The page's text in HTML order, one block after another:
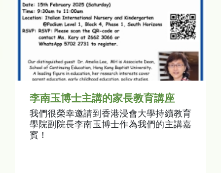
李南玉博士主講的家長教育講座
我們很榮幸邀請到香港浸會大學持續教育
學院副院長李南玉博士作為我們的主講嘉
賓！